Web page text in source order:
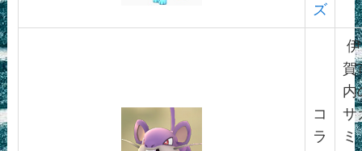
ズ
コ
ラ
伊
賀
内
サ
ミ